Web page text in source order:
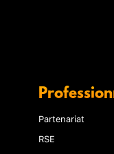
Partenariat
RSE